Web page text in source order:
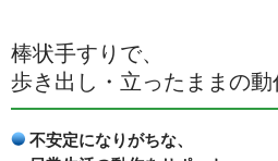
棒状手すりで、
歩き出し・立ったままの動
不安定になりがちな、